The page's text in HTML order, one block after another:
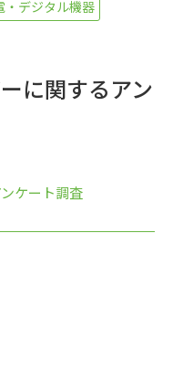
・デジタル機器
に関するアン
ケート調査